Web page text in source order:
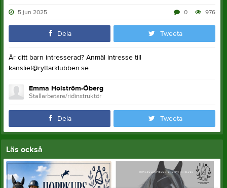
5 jun 2025 976
0
Dela Tweeta
Är ditt barn intresserad? Anmäl intresse till
kansliet@ryttarklubben.se
Emma Holström-Öberg
Stallarbetare/ridinstruktör
Dela Tweeta
Läs också